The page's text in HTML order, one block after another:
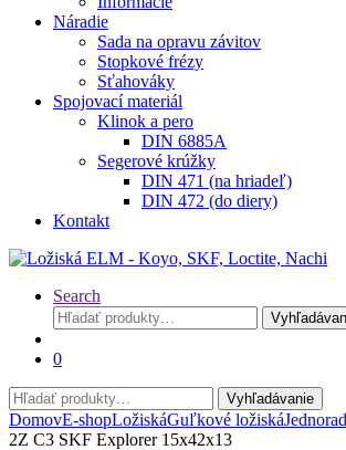
Náradie
Sada na opravu závitov
Stopkové frézy
Sťahováky
Spojovací materiál
Klinok a pero
DIN 6885A
Segerové krúžky
DIN 471 (na hriadeľ)
DIN 472 (do diery)
Kontakt
Search
Hľadať:
0
Hľadať:
Vyhľadávanie
DomovE-shopLožiskáGuľkové ložiská
2Z C3 SKF Explorer 15x42x13